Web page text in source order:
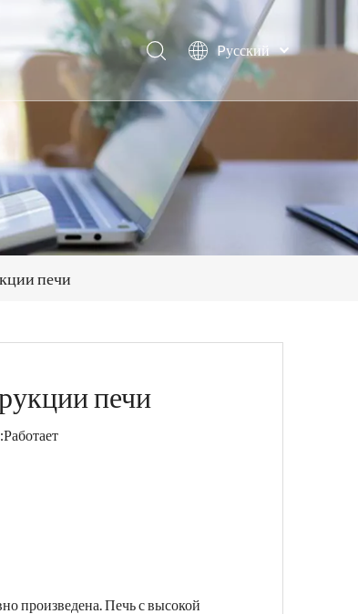
Pусский
日本語
Deutsch
English
печи
печи
Работает
произведена. Печь с высокой